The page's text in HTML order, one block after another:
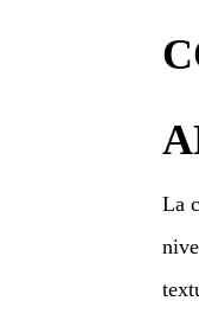
La